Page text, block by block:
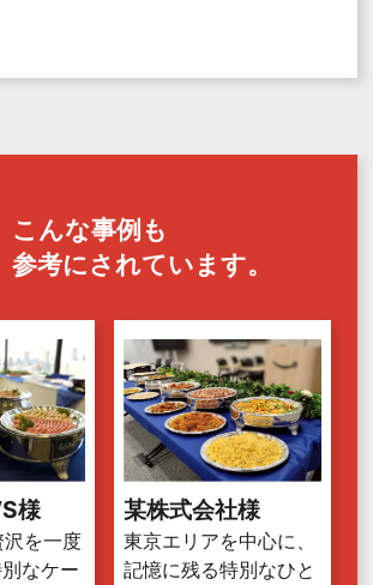
こんな事例も
参考にされています。
様
を一度
なケー
某株式会社様
東京エリアを中心に、
記憶に残る特別なひと